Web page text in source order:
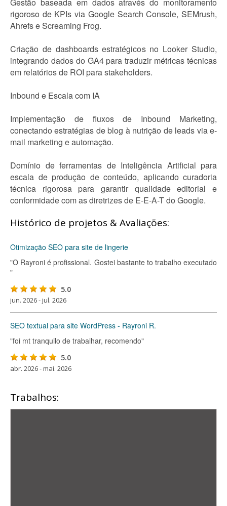
rigoroso de KPIs via Google Search Console, SEMrush,
Ahrefs e Screaming Frog.
Criação de dashboards estratégicos no Looker Studio,
integrando dados do GA4 para traduzir métricas técnicas
em relatórios de ROI para stakeholders.
Inbound e Escala com IA
Implementação de fluxos de Inbound Marketing,
conectando estratégias de blog à nutrição de leads via e-
mail marketing e automação.
Domínio de ferramentas de Inteligência Artificial para
escala de produção de conteúdo, aplicando curadoria
técnica rigorosa para garantir qualidade editorial e
conformidade com as diretrizes de E-E-A-T do Google.
Histórico de projetos & Avaliações:
Otimização SEO para site de lingerie
"O Rayroni é profissional. Gostei bastante to trabalho executado
"
5.0
jun. 2026 - jul. 2026
SEO textual para site WordPress - Rayroni R.
"foi mt tranquilo de trabalhar, recomendo"
5.0
abr. 2026 - mai. 2026
Trabalhos: